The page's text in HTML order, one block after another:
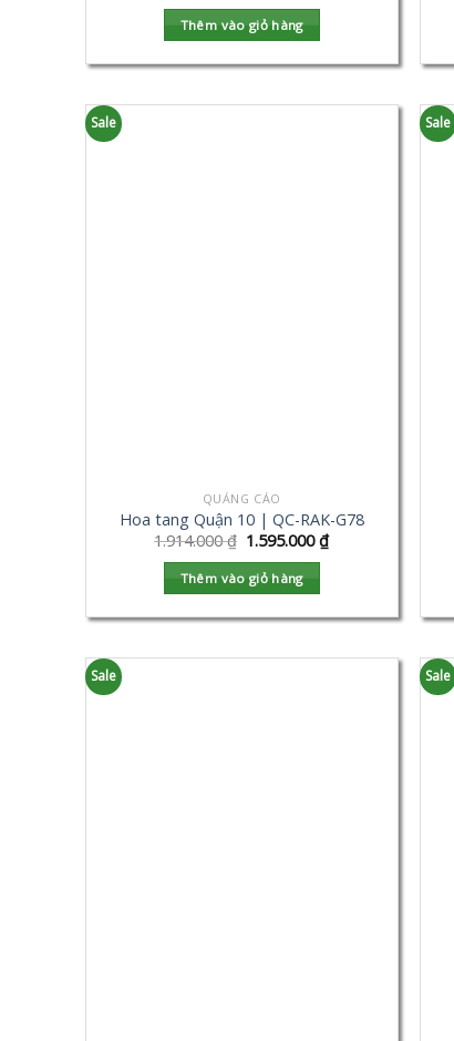
Thêm vào giỏ hàng
Sale
QUẢNG CÁO
Hoa tang Quận 10 | QC-RAK-G78
1.914.000₫ 1.595.000₫
Thêm vào giỏ hàng
Sale
Sale Sale